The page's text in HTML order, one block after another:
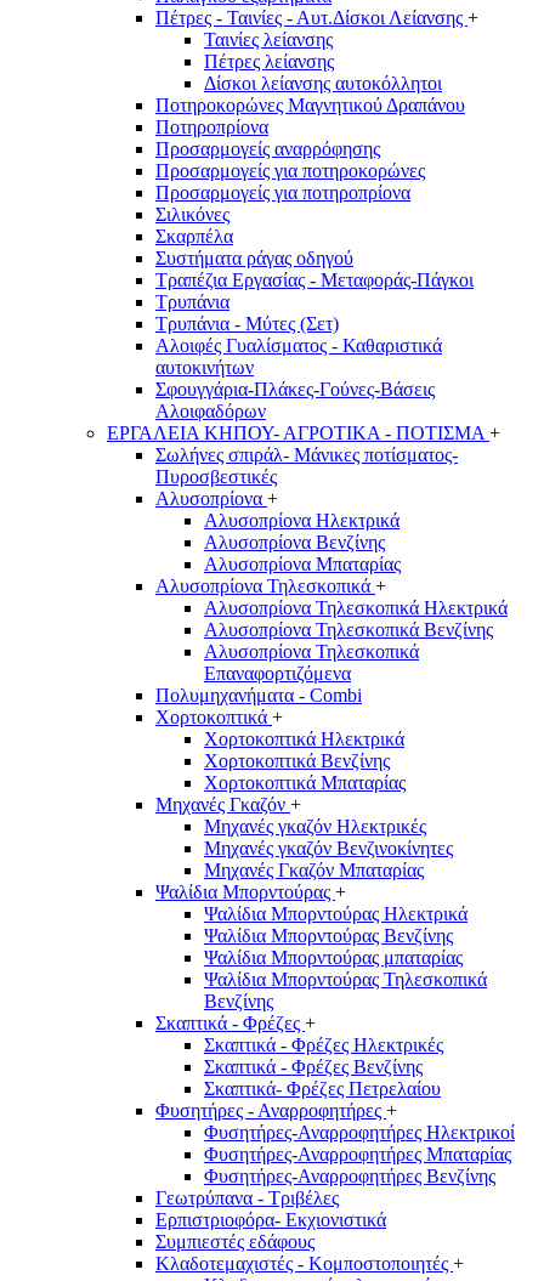
Πέτρες - Ταινίες - Αυτ.Δίσκοι Λείανσης +
Ταινίες λείανσης
Πέτρες λείανσης
Δίσκοι λείανσης αυτοκόλλητοι
Ποτηροκορώνες Μαγνητικού Δραπάνου
Ποτηροπρίονα
Προσαρμογείς αναρρόφησης
Προσαρμογείς για ποτηροκορώνες
Προσαρμογείς για ποτηροπρίονα
Σιλικόνες
Σκαρπέλα
Συστήματα ράγας οδηγού
Τραπέζια Εργασίας - Μεταφοράς-Πάγκοι
Τρυπάνια
Τρυπάνια - Μύτες (Σετ)
Αλοιφές Γυαλίσματος - Καθαριστικά
αυτοκινήτων
Σφουγγάρια-Πλάκες-Γούνες-Βάσεις
Αλοιφαδόρων
ΕΡΓΑΛΕΙΑ ΚΗΠΟΥ- ΑΓΡΟΤΙΚΑ - ΠΟΤΙΣΜΑ +
Σωλήνες σπιράλ- Μάνικες ποτίσματος-
Πυροσβεστικές
Αλυσοπρίονα +
Αλυσοπρίονα Ηλεκτρικά
Αλυσοπρίονα Βενζίνης
Αλυσοπρίονα Μπαταρίας
Αλυσοπρίονα Τηλεσκοπικά +
Αλυσοπρίονα Τηλεσκοπικά Ηλεκτρικά
Αλυσοπρίονα Τηλεσκοπικά Βενζίνης
Αλυσοπρίονα Τηλεσκοπικά
Επαναφορτιζόμενα
Πολυμηχανήματα - Combi
Χορτοκοπτικά +
Χορτοκοπτικά Ηλεκτρικά
Χορτοκοπτικά Βενζίνης
Χορτοκοπτικά Μπαταρίας
Μηχανές Γκαζόν +
Μηχανές γκαζόν Ηλεκτρικές
Μηχανές γκαζόν Βενζινοκίνητες
Μηχανές Γκαζόν Μπαταρίας
Ψαλίδια Μπορντούρας +
Ψαλίδια Μπορντούρας Hλεκτρικά
Ψαλίδια Μπορντούρας Βενζίνης
Ψαλίδια Μπορντούρας μπαταρίας
Ψαλίδια Μπορντούρας Τηλεσκοπικά
Βενζίνης
Σκαπτικά - Φρέζες +
Σκαπτικά - Φρέζες Ηλεκτρικές
Σκαπτικά - Φρέζες Βενζίνης
Σκαπτικά- Φρέζες Πετρελαίου
Φυσητήρες - Αναρροφητήρες +
Φυσητήρες-Αναρροφητήρες Ηλεκτρικοί
Φυσητήρες-Αναρροφητήρες Μπαταρίας
Φυσητήρες-Αναρροφητήρες Βενζίνης
Γεωτρύπανα - Τριβέλες
Ερπιστριοφόρα- Εκχιονιστικά
Συμπιεστές εδάφους
Κλαδοτεμαχιστές - Κομποστοποιητές +